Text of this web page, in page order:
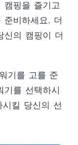
캠핑을 즐기고
준비하세요. 더
신의 캠핑이 더
기를 고를 준
기를 선택하시
킬 당신의 선